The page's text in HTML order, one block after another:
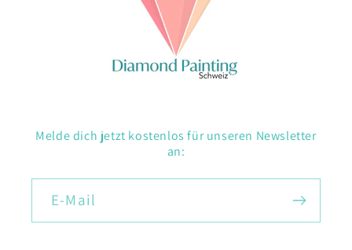
Melde dich jetzt kostenlos für unseren Newsletter
an:
E-Mail